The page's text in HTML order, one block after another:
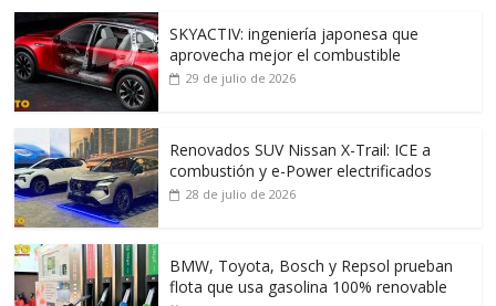
SKYACTIV: ingeniería japonesa que
aprovecha mejor el combustible
29 de julio de 2026
Renovados SUV Nissan X-Trail: ICE a
combustión y e-Power electrificados
28 de julio de 2026
BMW, Toyota, Bosch y Repsol prueban
flota que usa gasolina 100% renovable